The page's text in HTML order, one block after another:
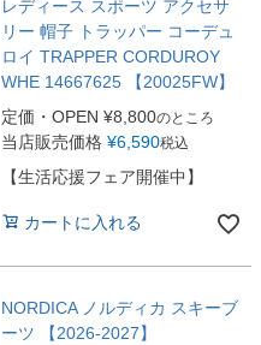
レディース スポーツ アクセサ
リー 帽子 トラッパー コーデュ
ロイ TRAPPER CORDUROY
WHE 14667625 【20025FW】
定価・OPEN ¥8,800のところ
当店販売価格 ¥6,590税込
【生活応援フェア開催中】
カートに入れる
NORDICA ノルディカ スキーブ
ーツ 【2026-2027】